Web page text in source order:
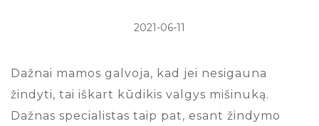
2021-06-11
Dažnai mamos galvoja, kad jei nesigauna
žindyti, tai iškart kūdikis valgys mišinuką.
Dažnas specialistas taip pat, esant žindymo